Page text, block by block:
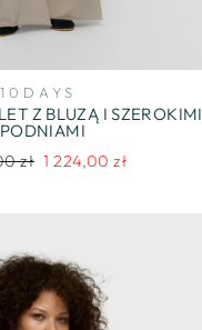
10DAYS
Z BLUZĄ I SZEROKIMI
zł Cena
1 224,00 zł